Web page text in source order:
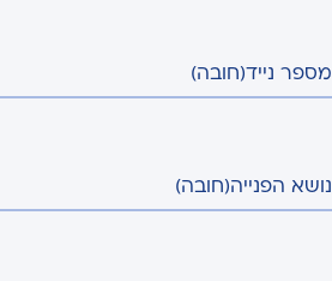
מספר נייד(חובה)
נושא הפנייה(חובה)